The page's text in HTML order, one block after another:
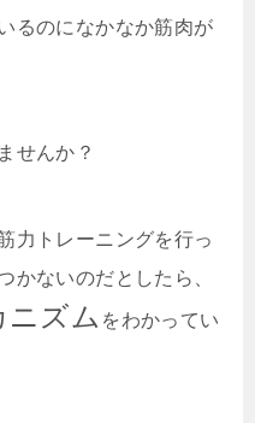
るのになかなか筋肉が
せんか？
力トレーニングを行っ
かないのだとしたら、
ニズム をわかってい